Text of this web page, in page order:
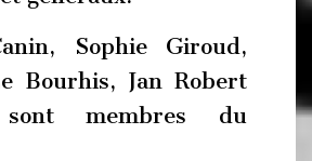
Sophie Giroud,
Bourhis, Jan Robert
sont membres du